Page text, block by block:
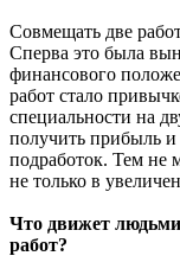
Совмещать две
Сперва это была
финансового
работ стало
специальности на
получить прибыль
подработок. Тем не
не только в
Что движет
работ?